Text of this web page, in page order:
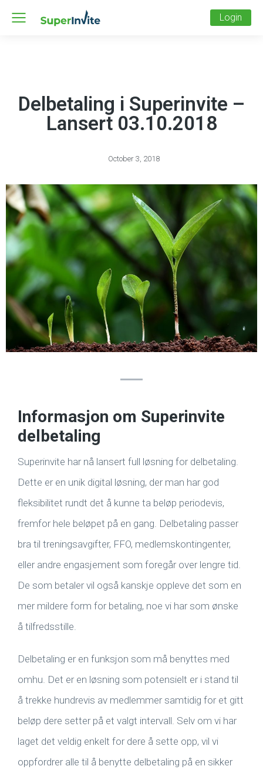
Login
Delbetaling i Superinvite –
Lansert 03.10.2018
October 3, 2018
Informasjon om Superinvite
delbetaling
Superinvite har nå lansert full løsning for delbetaling.
Dette er en unik digital løsning, der man har god
fleksibilitet rundt det å kunne ta beløp periodevis,
fremfor hele beløpet på en gang. Delbetaling passer
bra til treningsavgifter, FFO, medlemskontingenter,
eller andre engasjement som foregår over lengre tid.
De som betaler vil også kanskje oppleve det som en
mer mildere form for betaling, noe vi har som ønske
å tilfredsstille.
Delbetaling er en funksjon som må benyttes med
omhu. Det er en løsning som potensielt er i stand til
å trekke hundrevis av medlemmer samtidig for et gitt
beløp dere setter på et valgt intervall. Selv om vi har
laget det veldig enkelt for dere å sette opp, vil vi
oppfordrer alle til å benytte delbetaling på en sikker